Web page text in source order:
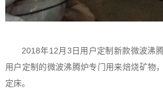
2018年12月3日用户定制新款微波沸
用户定制的微波沸腾炉专门用来焙烧矿物
定床。